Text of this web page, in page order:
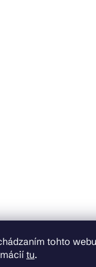
tohto
tu.